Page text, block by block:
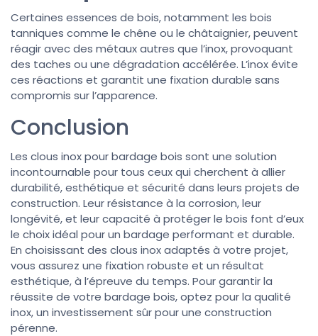
Certaines essences de bois, notamment les bois
tanniques comme le chêne ou le châtaignier, peuvent
réagir avec des métaux autres que l’inox, provoquant
des taches ou une dégradation accélérée. L’inox évite
ces réactions et garantit une fixation durable sans
compromis sur l’apparence.
Conclusion
Les clous inox pour bardage bois sont une solution
incontournable pour tous ceux qui cherchent à allier
durabilité, esthétique et sécurité dans leurs projets de
construction. Leur résistance à la corrosion, leur
longévité, et leur capacité à protéger le bois font d’eux
le choix idéal pour un bardage performant et durable.
En choisissant des clous inox adaptés à votre projet,
vous assurez une fixation robuste et un résultat
esthétique, à l’épreuve du temps. Pour garantir la
réussite de votre bardage bois, optez pour la qualité
inox, un investissement sûr pour une construction
pérenne.